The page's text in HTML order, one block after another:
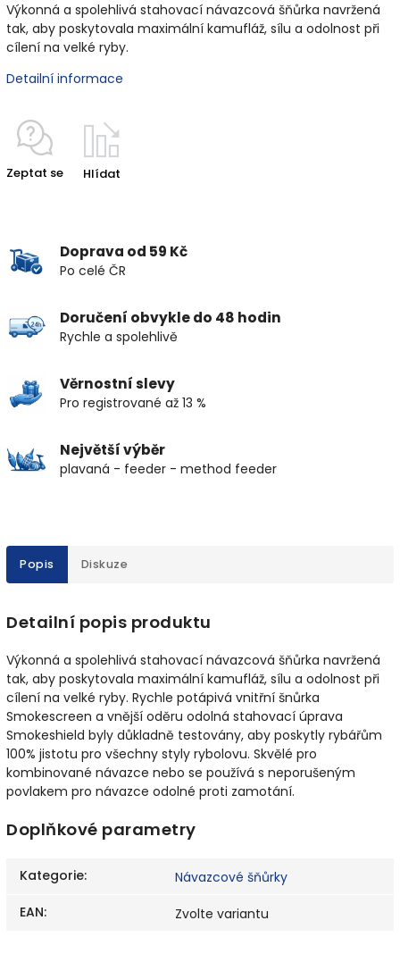
Výkonná a spolehlivá stahovací návazcová šňůrka navržená
tak, aby poskytovala maximální kamufláž, sílu a odolnost při
cílení na velké ryby.
Detailní informace
Zeptat se Hlídat
Doprava od 59 Kč
Po celé ČR
Doručení obvykle do 48 hodin
Rychle a spolehlivě
Věrnostní slevy
Pro registrované až 13 %
Největší výběr
plavaná - feeder - method feeder
Popis Diskuze
Detailní popis produktu
Výkonná a spolehlivá stahovací návazcová šňůrka navržená
tak, aby poskytovala maximální kamufláž, sílu a odolnost při
cílení na velké ryby. Rychle potápivá vnitřní šnůrka
Smokescreen a vnější oděru odolná stahovací úprava
Smokeshield byly důkladně testovány, aby poskytly rybářům
100% jistotu pro všechny styly rybolovu. Skvělé pro
kombinované návazce nebo se používá s neporušeným
povlakem pro návazce odolné proti zamotání.
Doplňkové parametry
Kategorie:
Návazcové šňůrky
EAN: Zvolte variantu